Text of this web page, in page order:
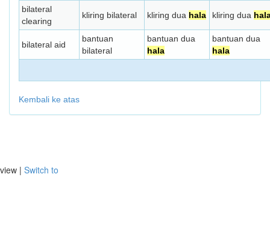
bilateral
clearing
kliring bilateral kliring dua hala kliring dua
bilateral aid
bantuan
bilateral
bantuan dua
hala
bantuan dua
hala
Kembali ke atas
view | Switch to